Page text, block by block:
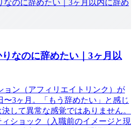
なのに辞めたい｜3ヶ月以
ン（アフィリエイトリンク）が
〜3ヶ月。「もう辞めたい」と感じ
して異常な感覚ではありません。
ショック（入職前のイメージと現